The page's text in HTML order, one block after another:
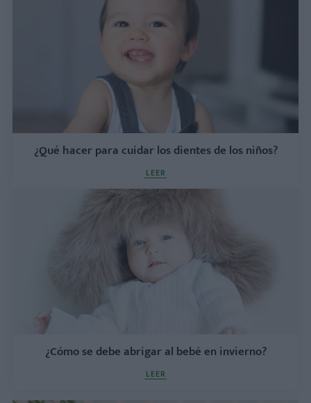
¿Qué hacer para cuidar los dientes de los niños?
LEER
¿Cómo se debe abrigar al bebé en invierno?
LEER